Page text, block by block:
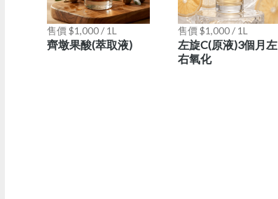
售價 $1,000 / 1L
齊墩果酸(萃取液)
售價 $1,000 / 1L
左旋C(原液)3個月左
右氧化